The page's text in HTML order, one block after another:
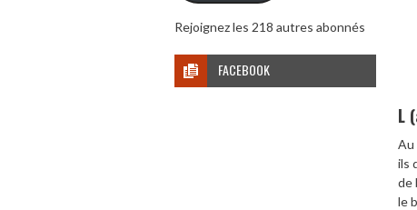
L
Au
ils
de
le
Rejoignez les 218 autres abonnés
FACEBOOK